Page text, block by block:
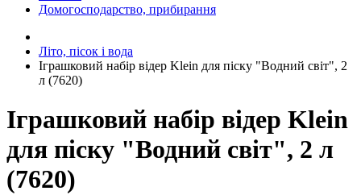
Домогосподарство, прибирання
Літо, пісок і вода
Іграшковий набір відер Klein для піску "Водний світ", 2
л (7620)
Іграшковий набір відер Klein
для піску "Водний світ", 2 л
(7620)